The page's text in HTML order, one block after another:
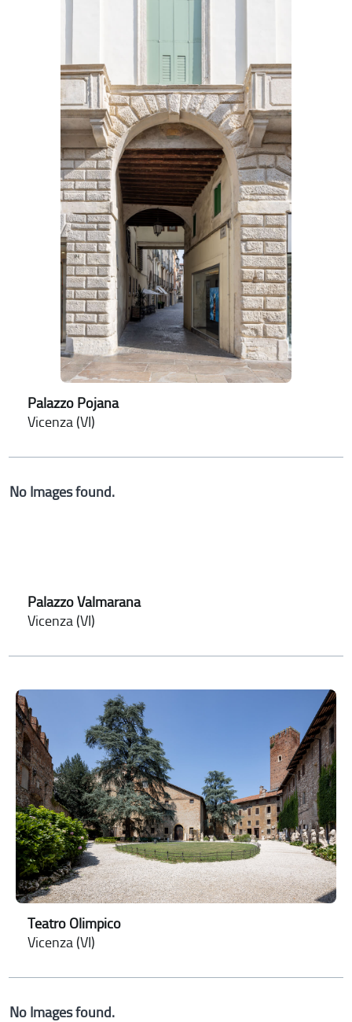
Palazzo Pojana
Vicenza (VI)
No Images found.
Palazzo Valmarana
Vicenza (VI)
Teatro Olimpico
Vicenza (VI)
No Images found.